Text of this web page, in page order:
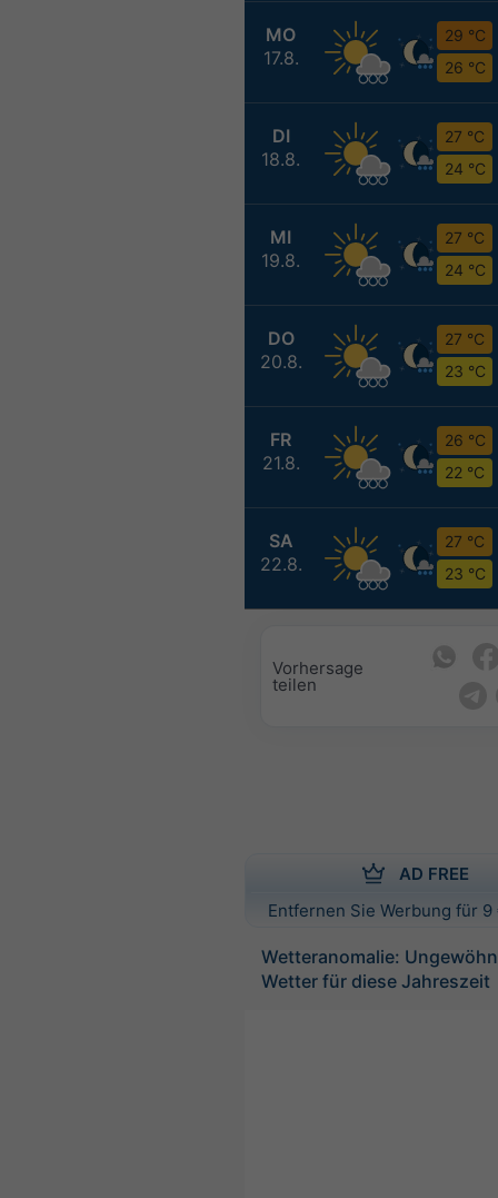
MO
17.8.
29 °C
26 °C
DI
18.8.
27 °C
24 °C
MI
19.8.
27 °C
24 °C
DO
20.8.
27 °C
23 °C
FR
21.8.
26 °C
22 °C
SA
22.8.
27 °C
23 °C
Vorhersage
teilen
AD FREE
Entfernen Sie Werbung für
Wetteranomalie:
Wetter für diese Jahreszeit